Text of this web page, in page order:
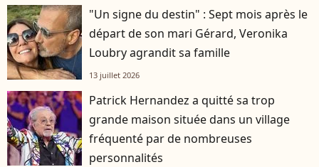
"Un signe du destin" : Sept mois après le
départ de son mari Gérard, Veronika
Loubry agrandit sa famille
13 juillet 2026
Patrick Hernandez a quitté sa trop
grande maison située dans un village
fréquenté par de nombreuses
personnalités